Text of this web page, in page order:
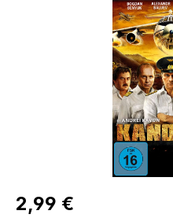
Bildergalerie überspringen
Regulärer Preis:
2,99 €